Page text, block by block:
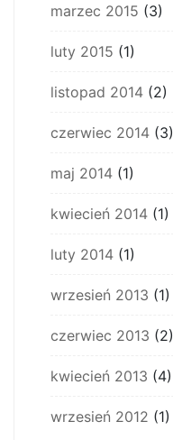
marzec 2015 (3)
luty 2015 (1)
listopad 2014 (2)
czerwiec 2014 (3)
maj 2014 (1)
kwiecień 2014 (1)
luty 2014 (1)
wrzesień 2013 (1)
czerwiec 2013 (2)
kwiecień 2013 (4)
wrzesień 2012 (1)